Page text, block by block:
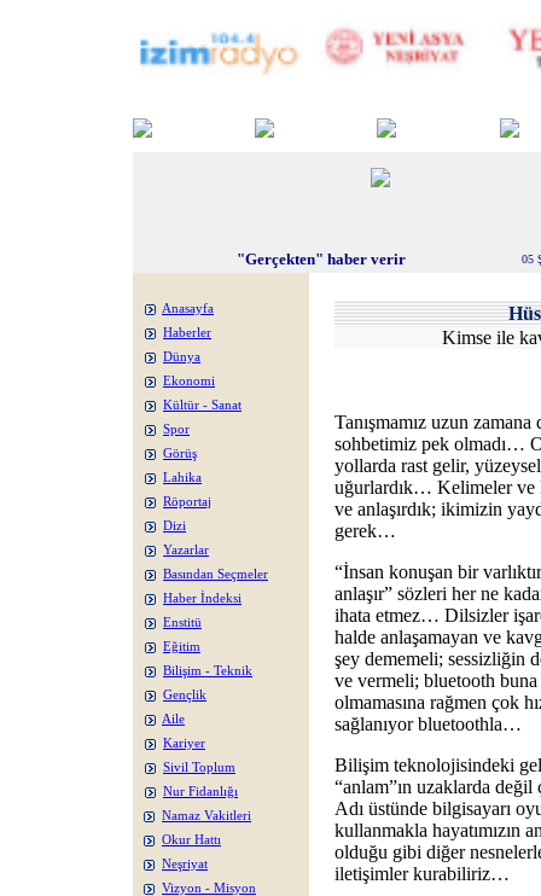
"Gerçekten" haber verir 05
Anasayfa
Haberler
Dünya
Ekonomi
Kültür - Sanat
Spor
Görüş
Lahika
Röportaj
Dizi
Yazarlar
Basından Seçmeler
Haber İndeksi
Enstitü
Eğitim
Bilişim - Teknik
Gençlik
Aile
Kariyer
Sivil Toplum
Nur Fidanlığı
Namaz Vakitleri
Okur Hattı
Neşriyat
Vizyon - Misyon
Kimse ile
Tanışmamız uzun
sohbetimiz pek olmadı…
yollarda rast gelir,
uğurlardık… Kelimeler ve
ve anlaşırdık; ikimizin
gerek…
“İnsan konuşan bir
anlaşır” sözleri her ne
ihata etmez… Dilsizler
halde anlaşamayan ve
şey dememeli; sessizliğin
ve vermeli; bluetooth
olmamasına rağmen çok
sağlanıyor bluetoothla…
Bilişim teknolojisindeki
“anlam”ın uzaklarda
Adı üstünde bilgisayarı
kullanmakla hayatımızın
olduğu gibi diğer
iletişimler kurabiliriz…